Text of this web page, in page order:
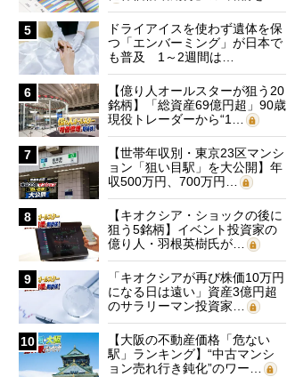
5
ドライアイスを使わず遺体を保
つ「エンバーミング」が日本で
も普及 1～2週間は…
6
【億り人オールスターが狙う20
銘柄】「総資産69億円超」90歳
現役トレーダーから“1…
7
【世帯年収別・東京23区マンシ
ョン「狙い目駅」を大公開】年
収500万円、700万円…
8
【キオクシア・ショックの後に
狙う5銘柄】イベント投資家の
億り人・羽根英樹氏が…
9
「キオクシアが再び株価10万円
になる日は遠い」資産3億円超
のサラリーマン投資家…
10
【大阪の不動産価格「危ない
駅」ランキング】“中古マンシ
ョン売れ行き鈍化”のワー…